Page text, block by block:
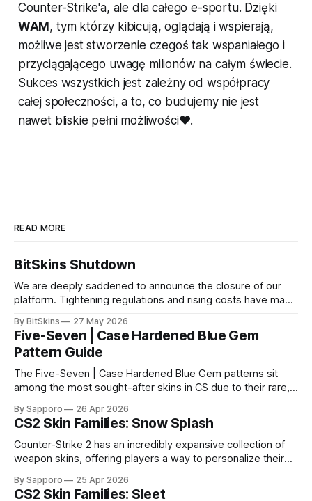
Counter-Strike'a, ale dla całego e-sportu. Dzięki
WAM , tym którzy kibicują, oglądają i wspierają,
możliwe jest stworzenie czegoś tak wspaniałego i
przyciągającego uwagę milionów na całym świecie.
Sukces wszystkich jest zależny od współpracy
całej społeczności, a to, co budujemy nie jest
nawet bliskie pełni możliwości❤️.
READ MORE
BitSkins Shutdown
We are deeply saddened to announce the closure of our
platform. Tightening regulations and rising costs have made
By BitSkins 27 May 2026
Five-Seven | Case Hardened Blue Gem
Pattern Guide
The Five-Seven | Case Hardened Blue Gem patterns sit
among the most sought-after skins in CS due to their rare,
especially because of their high blue percentage yet being
highly affordable. In 2025, top-tier Blue Gems, especially in
Factory New condition, have reached around
By Sapporo 26 Apr 2026
CS2 Skin Families: Snow Splash
Counter-Strike 2 has an incredibly expansive collection of
weapon skins, offering players a way to personalize their
selection, certain skin families have become iconic,
By Sapporo 25 Apr 2026
CS2 Skin Families: Sleet